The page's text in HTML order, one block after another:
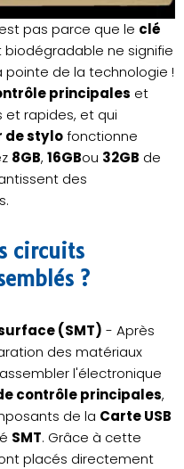
pas parce que le clé
ne signifie
pointe de la technologie !
principales et
et rapides, et qui
de stylofonctionne
8GB, 16GBou 32GB de
des
circuits
?
(SMT) - Après
des matériaux
l'électronique
contrôle principales,
de la Carte USB
SMT. Grâce à cette
placés directement